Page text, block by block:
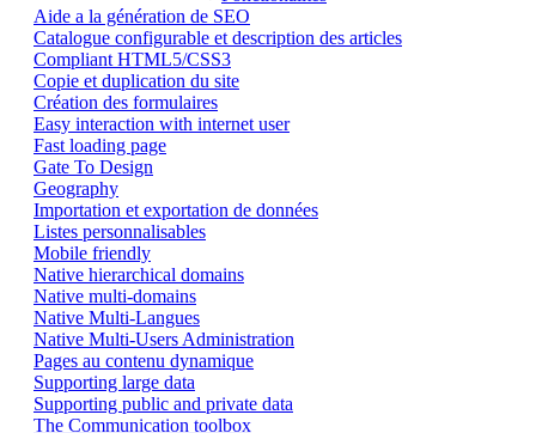
Aide a la génération de SEO
Catalogue configurable et description des articles
Compliant HTML5/CSS3
Copie et duplication du site
Création des formulaires
Easy interaction with internet user
Fast loading page
Gate To Design
Geography
Importation et exportation de données
Listes personnalisables
Mobile friendly
Native hierarchical domains
Native multi-domains
Native Multi-Langues
Native Multi-Users Administration
Pages au contenu dynamique
Supporting large data
Supporting public and private data
The Communication toolbox